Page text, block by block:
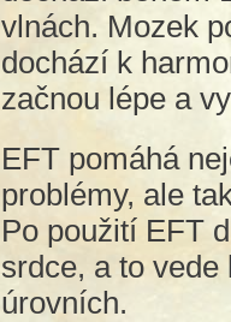
vlnách. Mozek
dochází k
začnou lépe a
EFT pomáhá
problémy, ale
Po použití EFT
srdce, a to
úrovních.